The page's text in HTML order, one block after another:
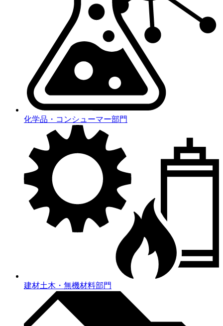
化学品・コンシューマー部門
建材土木・無機材料部門